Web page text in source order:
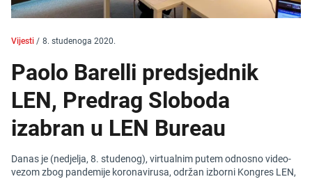
Vijesti / 8. studenoga 2020.
Paolo Barelli predsjednik
LEN, Predrag Sloboda
izabran u LEN Bureau
Danas je (nedjelja, 8. studenog), virtualnim putem odnosno video-
vezom zbog pandemije koronavirusa, održan izborni Kongres LEN,